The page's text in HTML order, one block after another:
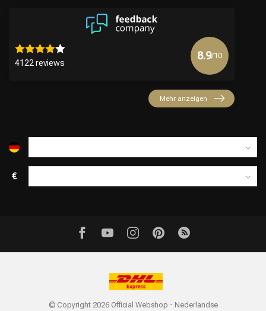
4122 reviews
8.9/10
Mehr anzeigen
€
© Copyright 2026 Official Webshop - Nederlandse